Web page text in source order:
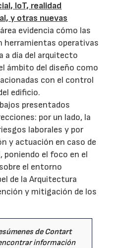
IoT, realidad
y otras nuevas
evidencia cómo las
herramientas operativas
a día del arquitecto
ámbito del diseño como
con el control
edificio.
presentados
por un lado, la
laborales y por
y actuación en caso de
el foco en el
el entorno
de la Arquitectura
y mitigación de los
de Contart
información